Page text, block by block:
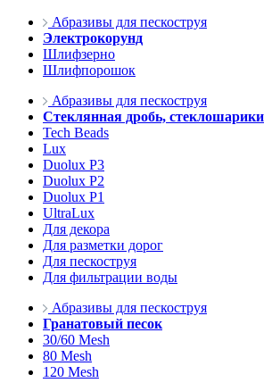
Абразивы для пескоструя
Электрокорунд
Шлифзерно
Шлифпорошок
Абразивы для пескоструя
Стеклянная дробь, стеклошарики
Tech Beads
Lux
Duolux P3
Duolux P2
Duolux P1
UltraLux
Для декора
Для разметки дорог
Для пескоструя
Для фильтрации воды
Абразивы для пескоструя
Гранатовый песок
30/60 Mesh
80 Mesh
120 Mesh